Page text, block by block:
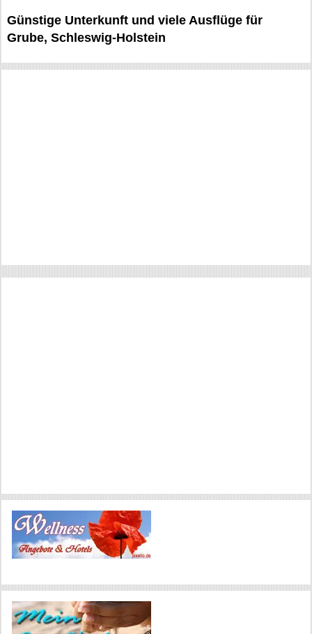
Günstige Unterkunft und viele Ausflüge für
Grube, Schleswig-Holstein